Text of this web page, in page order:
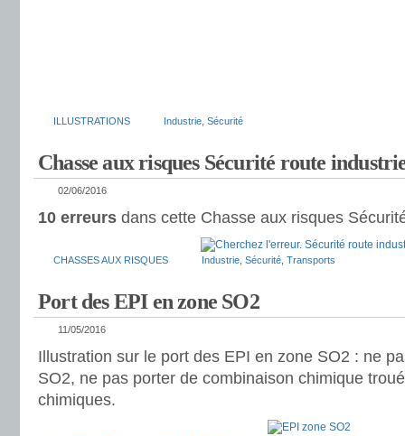
ILLUSTRATIONS Industrie Sécurité
Chasse aux risques Sécurité route
02/06/2016
10 erreurs dans cette Chasse aux risques
CHASSES AUX RISQUES Industrie Sécurité Transports
Port des EPI en zone SO2
11/05/2016
Illustration sur le port des EPI en zone SO2 : ne
SO2, ne pas porter de combinaison chimique
chimiques.